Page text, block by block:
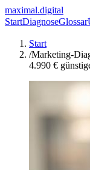
maximal.digital
StartDiagnoseGlossar
Start
/Marketing-
4.990 €